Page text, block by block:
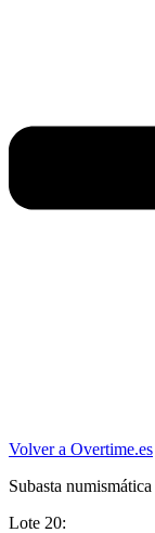
Volver a Overtime.es
Subasta numismática
Lote 20: